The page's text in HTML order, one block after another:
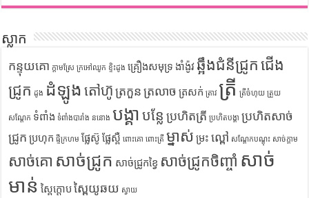
ស្លាក
កន្ទុយគោ ក្តាមស្រែ ក្រអៅឈូក ខ្ទិះដូង គ្រឿងសមុទ្រ ងាំង៉ូវ ឆ្អឹងជំនីជ្រូក ជើង
ជ្រូក ដូង ដំឡូង តៅហ៊ូ ត្រកួន ត្រលាច ត្រសក់ ត្រាវ ត្រី ត្រីចំហុយ ត្រួយ
សណ្តែក ទំពាំង ទំពាំងបារាំង ននោង បង្គា បន្លែ ប្រហិតត្រី ប្រហិតបង្គា ប្រហិតសាច់
ជ្រូក ប្រហុក ផ្ទីក្រហម ផ្លែស៊ូ ផ្លែស្ពឺ ពោះគោ ពោះត្រី ម្នាស់ ម្រះ ល្ពៅ សណ្តែកបណ្តុះ សាច់ក្តាម
សាច់គោ សាច់ជ្រូក សាច់ជ្រូកខ្វៃ សាច់ជ្រូកចិញ្ចាំ សាច់
មាន់ ស្ពៃក្តោប ស្ពៃយូឆយ ស្វាយ